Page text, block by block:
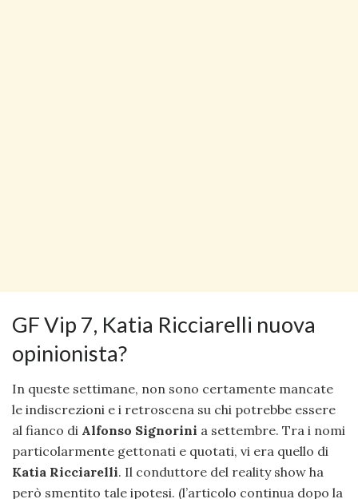
GF Vip 7, Katia Ricciarelli nuova
opinionista?
In queste settimane, non sono certamente mancate
le indiscrezioni e i retroscena su chi potrebbe essere
al fianco di Alfonso Signorini a settembre. Tra i nomi
particolarmente gettonati e quotati, vi era quello di
Katia Ricciarelli. Il conduttore del reality show ha
però smentito tale ipotesi. (l’articolo continua dopo la